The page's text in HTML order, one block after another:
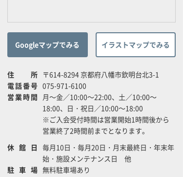
Googleマップでみる イラストマップでみる
住所 〒614-8294 京都府八幡市欽明台北3-1
電話番号 075-971-6100
営業時間
月～金／10:00～22:00、土／10:00～
18:00、日・祝日／10:00～18:00
※ご入会受付時間は営業開始1時間後から
営業終了2時間前までとなります。
休館日 毎月10日・毎月20日・月末最終日・年末年
始・施設メンテナンス日 他
駐車場 無料駐車場あり